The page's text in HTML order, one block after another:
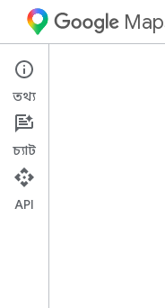
Mobility Services
চাহিদা অনুযায়ী বা
তথ্য
চ্যাট
API